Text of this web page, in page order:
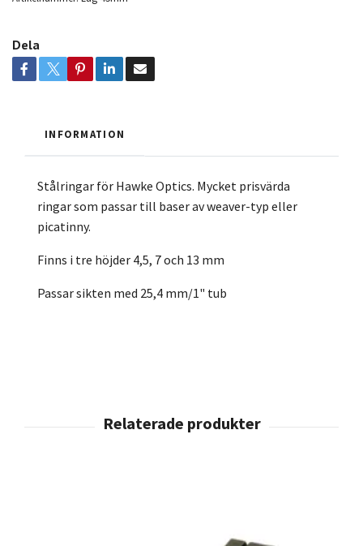
Dela
INFORMATION
Stålringar för Hawke Optics. Mycket prisvärda
ringar som passar till baser av weaver-typ eller
picatinny.
Finns i tre höjder 4,5, 7 och 13 mm
Passar sikten med 25,4 mm/1" tub